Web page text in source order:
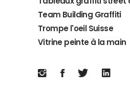
Team Building Graffiti
Trompe l'oeil Suisse
Vitrine peinte à la main